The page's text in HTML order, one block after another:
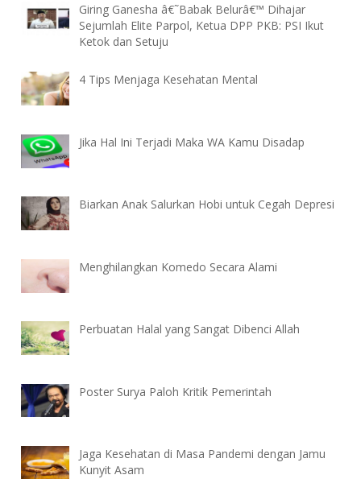
Giring Ganesha â€˜Babak Belurâ€™ Dihajar
Sejumlah Elite Parpol, Ketua DPP PKB: PSI Ikut
Ketok dan Setuju
4 Tips Menjaga Kesehatan Mental
Jika Hal Ini Terjadi Maka WA Kamu Disadap
Biarkan Anak Salurkan Hobi untuk Cegah Depresi
Menghilangkan Komedo Secara Alami
Perbuatan Halal yang Sangat Dibenci Allah
Poster Surya Paloh Kritik Pemerintah
Jaga Kesehatan di Masa Pandemi dengan Jamu
Kunyit Asam